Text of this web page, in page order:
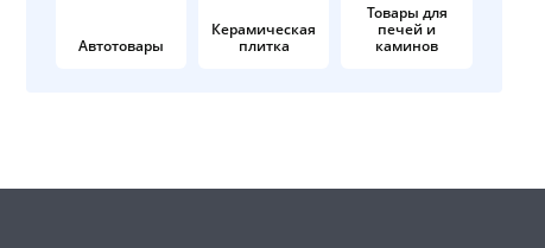
Автотовары
Керамическая
плитка
Товары для
печей и
каминов